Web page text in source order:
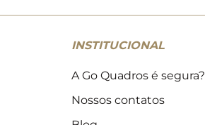
INSTITUCIONAL
A Go Quadros é segura?
Nossos contatos